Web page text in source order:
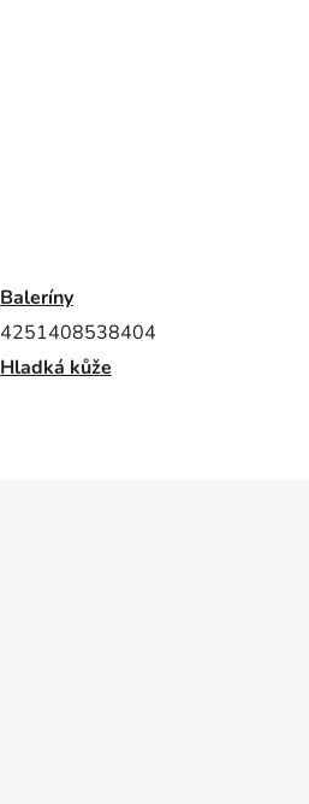
Baleríny
4251408538404
Hladká kůže